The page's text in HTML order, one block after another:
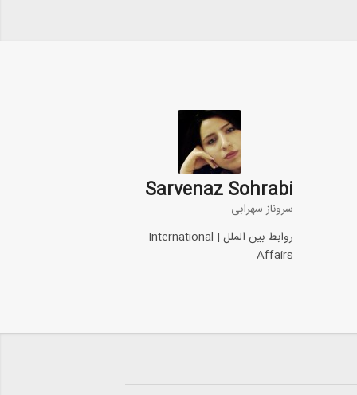
Sarvenaz Sohrabi
سروناز سهرابی
روابط بین الملل | International
Affairs